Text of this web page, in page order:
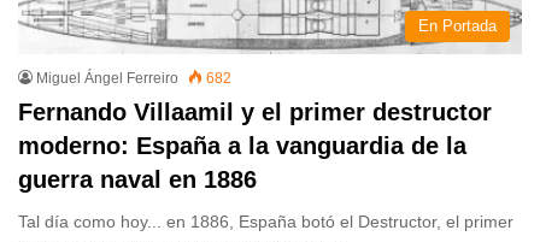
En Portada
Miguel Ángel Ferreiro 682
Fernando Villaamil y el primer destructor
moderno: España a la vanguardia de la
guerra naval en 1886
Tal día como hoy... en 1886, España botó el Destructor, el primer